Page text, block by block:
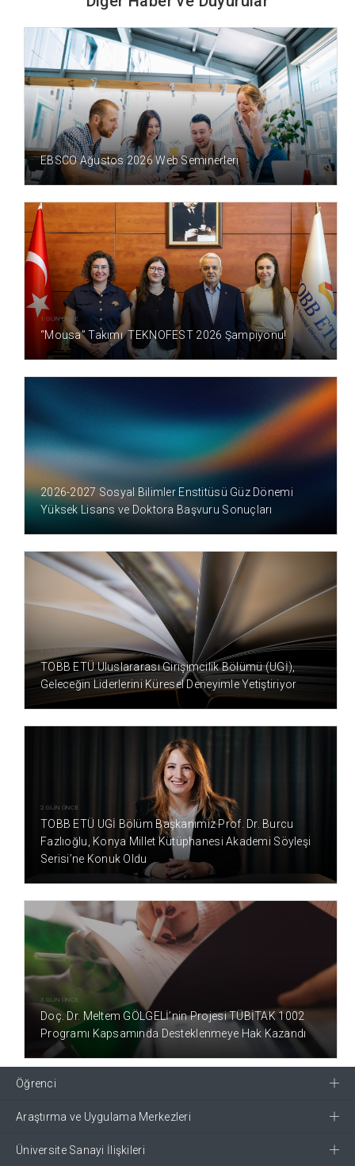
1 GÜN ÖNCE
EBSCO Ağustos 2026 Web Seminerleri
1 GÜN ÖNCE
“Mousa” Takımı TEKNOFEST 2026 Şampiyonu!
2026-2027 Sosyal Bilimler Enstitüsü Güz Dönemi
Yüksek Lisans ve Doktora Başvuru Sonuçları
2 GÜN ÖNCE
TOBB ETÜ Uluslararası Girişimcilik Bölümü (UGİ),
Geleceğin Liderlerini Küresel Deneyimle Yetiştiriyor
2 GÜN ÖNCE
TOBB ETÜ UGİ Bölüm Başkanımız Prof. Dr. Burcu
Fazlıoğlu, Konya Millet Kütüphanesi Akademi Söyleşi
Serisi’ne Konuk Oldu
3 GÜN ÖNCE
Doç. Dr. Meltem GÖLGELİ’nin Projesi TÜBİTAK 1002
Programı Kapsamında Desteklenmeye Hak Kazandı
Öğrenci
Araştırma ve Uygulama Merkezleri
Üniversite Sanayi İlişkileri